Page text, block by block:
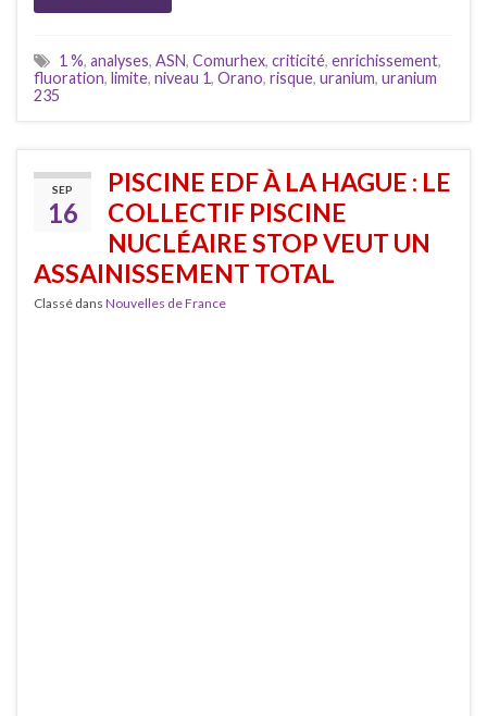
1 %, analyses, ASN, Comurhex, criticité, enrichissement,
fluoration, limite, niveau 1, Orano, risque, uranium, uranium
235
SEP
16
PISCINE EDF À LA HAGUE : LE
COLLECTIF PISCINE
NUCLÉAIRE STOP VEUT UN
ASSAINISSEMENT TOTAL
Classé dans Nouvelles de France